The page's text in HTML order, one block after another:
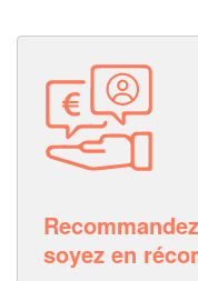
soyez en